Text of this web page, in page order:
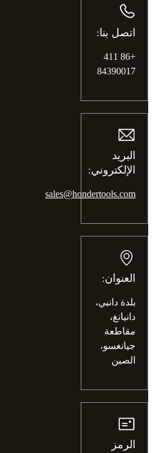
اتصل بنا:
+86 411
84390017
البريد
الإلكتروني:
sales@hondertools.com
العنوان:
بلدة دانبي،
دانيانغ،
مقاطعة
جيانغسو،
الصين
الرمز